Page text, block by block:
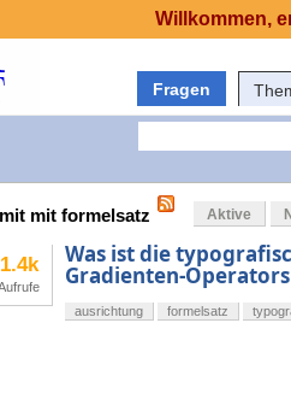
Fragen
mit formelsatz Aktive
1.4k Was ist die
Gradienten-
ausrichtung formelsatz
Willkommen,